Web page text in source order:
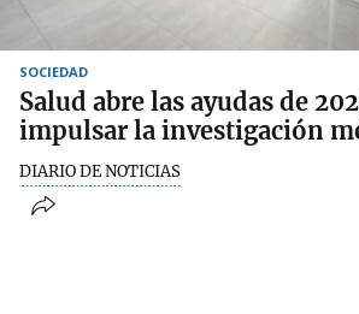
SOCIEDAD
Salud abre las ayudas de
impulsar la investigación
DIARIO DE NOTICIAS